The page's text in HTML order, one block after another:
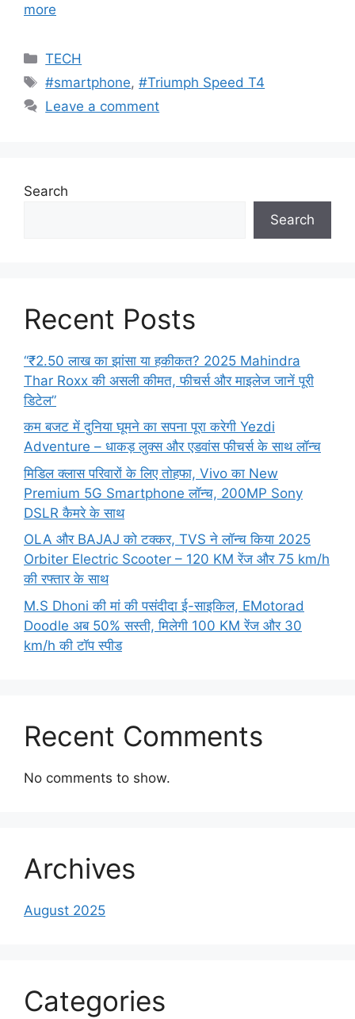
more
Categories
TECH
Tags
#smartphone,#Triumph Speed T4
Leave a comment
Search
Search
Recent Posts
“₹2.50 लाख का झांसा या हकीकत? 2025 Mahindra
Thar Roxx की असली कीमत, फीचर्स और माइलेज जानें पूरी
डिटेल”
कम बजट में दुनिया घूमने का सपना पूरा करेगी Yezdi
Adventure – धाकड़ लुक्स और एडवांस फीचर्स के साथ लॉन्च
मिडिल क्लास परिवारों के लिए तोहफा, Vivo का New
Premium 5G Smartphone लॉन्च, 200MP Sony
DSLR कैमरे के साथ
OLA और BAJAJ को टक्कर, TVS ने लॉन्च किया 2025
Orbiter Electric Scooter – 120 KM रेंज और 75 km/h
की रफ्तार के साथ
M.S Dhoni की मां की पसंदीदा ई-साइकिल, EMotorad
Doodle अब 50% सस्ती, मिलेगी 100 KM रेंज और 30
km/h की टॉप स्पीड
Recent Comments
No comments to show.
Archives
August 2025
Categories